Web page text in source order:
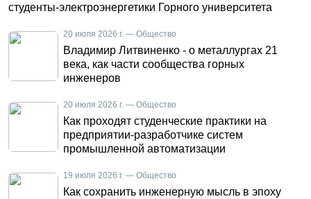
студенты-электроэнергетики Горного университета
20 июля 2026 г. — Общество
Владимир Литвиненко - о металлургах 21
века, как части сообщества горных
инженеров
20 июля 2026 г. — Общество
Как проходят студенческие практики на
предприятии-разработчике систем
промышленной автоматизации
19 июля 2026 г. — Общество
Как сохранить инженерную мысль в эпоху